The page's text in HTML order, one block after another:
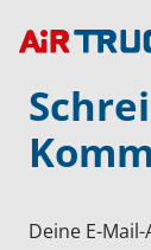
Deine E-